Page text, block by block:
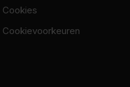
Cookies
Cookievoorkeuren